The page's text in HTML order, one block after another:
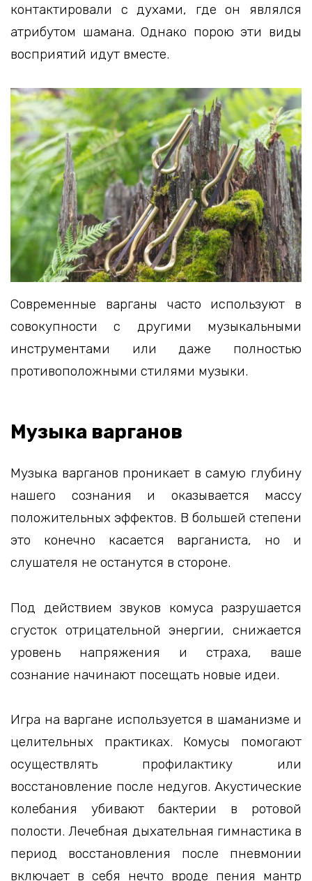
контактировали с духами, где он являлся
атрибутом шамана. Однако порою эти виды
восприятий идут вместе.
Современные варганы часто используют в
совокупности с другими музыкальными
инструментами или даже полностью
противоположными стилями музыки.
Музыка варганов
Музыка варганов проникает в самую глубину
нашего сознания и оказывается массу
положительных эффектов. В большей степени
это конечно касается варганиста, но и
слушателя не останутся в стороне.
Под действием звуков комуса разрушается
сгусток отрицательной энергии, снижается
уровень напряжения и страха, ваше
сознание начинают посещать новые идеи.
Игра на варгане используется в шаманизме и
целительных практиках. Комусы помогают
осуществлять профилактику или
восстановление после недугов. Акустические
колебания убивают бактерии в ротовой
полости. Лечебная дыхательная гимнастика в
период восстановления после пневмонии
включает в себя нечто вроде пения мантр